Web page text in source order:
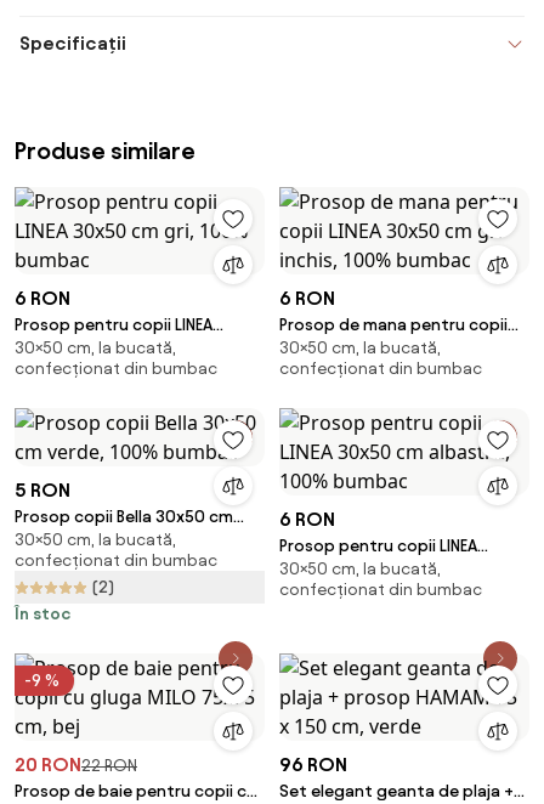
Specificații
Produse similare
6 RON
Prosop pentru copii LINEA
30x50 cm gri, 100% bumbac
30×50 cm, la bucată,
confecționat din bumbac
6 RON
Prosop de mana pentru copii
LINEA 30x50 cm gri inchis, 100%
bumbac
30×50 cm, la bucată,
confecționat din bumbac
5 RON
Prosop copii Bella 30x50 cm
verde, 100% bumbac
30×50 cm, la bucată,
confecționat din bumbac
(2)
În stoc
6 RON
Prosop pentru copii LINEA
30x50 cm albastru, 100%
bumbac
30×50 cm, la bucată,
confecționat din bumbac
-9 %
20 RON22 RON
Prosop de baie pentru copii cu
96 RON
Set elegant geanta de plaja +